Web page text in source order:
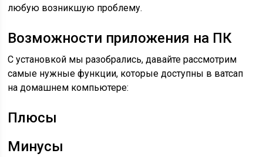
любую возникшую проблему.
Возможности приложения на ПК
С установкой мы разобрались, давайте рассмотрим
самые нужные функции, которые доступны в ватсап
на домашнем компьютере:
Плюсы
Минусы